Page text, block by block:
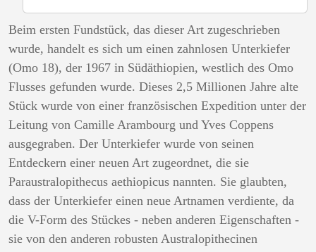
Beim ersten Fundstück, das dieser Art zugeschrieben
wurde, handelt es sich um einen zahnlosen Unterkiefer
(Omo 18), der 1967 in Südäthiopien, westlich des Omo
Flusses gefunden wurde. Dieses 2,5 Millionen Jahre alte
Stück wurde von einer französischen Expedition unter der
Leitung von Camille Arambourg und Yves Coppens
ausgegraben. Der Unterkiefer wurde von seinen
Entdeckern einer neuen Art zugeordnet, die sie
Paraustralopithecus aethiopicus nannten. Sie glaubten,
dass der Unterkiefer einen neue Artnamen verdiente, da
die V-Form des Stückes - neben anderen Eigenschaften -
sie von den anderen robusten Australopithecinen